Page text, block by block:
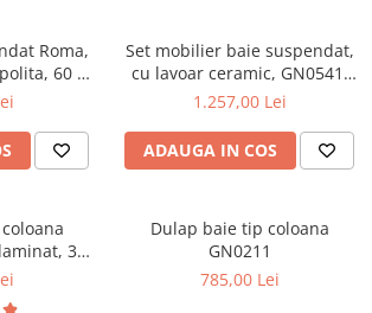
bucatarie
pantofi
Roma,
60 x
Set mobilier baie suspendat,
cu lavoar ceramic, GN0541,
front MDF, 60 cm, 2 sertare,
cu dulap GN0201,
dreptunghiulara, PAL,
1.257,00 Lei
ADAUGA IN COS
3
alb
Dulap baie tip coloana
GN0211
785,00 Lei